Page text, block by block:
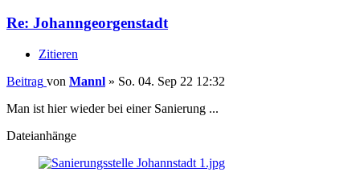
Re: Johanngeorgenstadt
Zitieren
Beitrag von Mannl » So. 04. Sep 22 12:32
Man ist hier wieder bei einer Sanierung ...
Dateianhänge